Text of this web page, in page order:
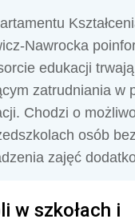
Nawrocka
edukacji
zatrudniania w
Chodzi o
osób
zajęć
w szkołach i